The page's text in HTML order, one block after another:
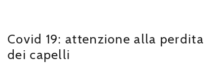
Covid 19: attenzione alla perdita
dei capelli